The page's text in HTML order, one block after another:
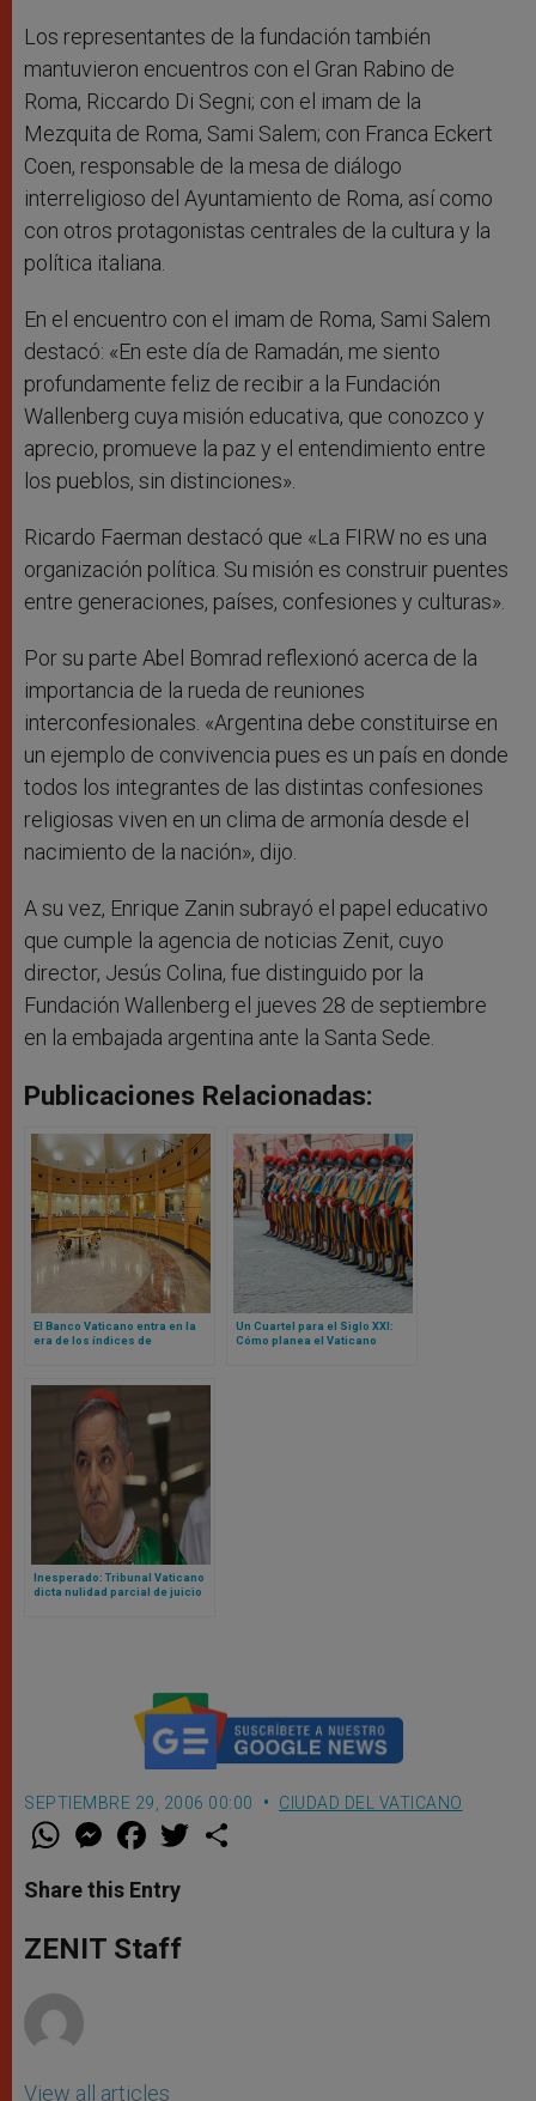
Los representantes de la fundación también
mantuvieron encuentros con el Gran Rabino de
Roma, Riccardo Di Segni; con el imam de la
Mezquita de Roma, Sami Salem; con Franca Eckert
Coen, responsable de la mesa de diálogo
interreligioso del Ayuntamiento de Roma, así como
con otros protagonistas centrales de la cultura y la
política italiana.
En el encuentro con el imam de Roma, Sami Salem
destacó: «En este día de Ramadán, me siento
profundamente feliz de recibir a la Fundación
Wallenberg cuya misión educativa, que conozco y
aprecio, promueve la paz y el entendimiento entre
los pueblos, sin distinciones».
Ricardo Faerman destacó que «La FIRW no es una
organización política. Su misión es construir puentes
entre generaciones, países, confesiones y culturas».
Por su parte Abel Bomrad reflexionó acerca de la
importancia de la rueda de reuniones
interconfesionales. «Argentina debe constituirse en
un ejemplo de convivencia pues es un país en donde
todos los integrantes de las distintas confesiones
religiosas viven en un clima de armonía desde el
nacimiento de la nación», dijo.
A su vez, Enrique Zanin subrayó el papel educativo
que cumple la agencia de noticias Zenit, cuyo
director, Jesús Colina, fue distinguido por la
Fundación Wallenberg el jueves 28 de septiembre
en la embajada argentina ante la Santa Sede.
Publicaciones Relacionadas:
El Banco Vaticano entra en la
era de los índices de
Un Cuartel para el Siglo XXI:
Cómo planea el Vaticano
Inesperado: Tribunal Vaticano
dicta nulidad parcial de juicio
SEPTIEMBRE 29, 2006 00:00 CIUDAD DEL VATICANO
W
t
s
p
p
M
e
s
e
g
e
F
a
e
b
o
k
w
Share this Entry
ZENIT Staff
View all articles